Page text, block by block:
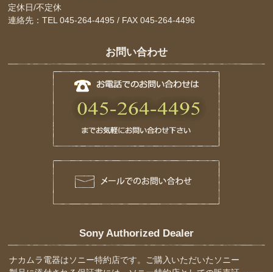
定休日/不定休
連絡先：TEL 045-264-4495 / FAX 045-264-4496
お問い合わせ
Sony Authorized Dealer
ナカムラ電器はソニー特約店です。ご購入いただいたソニー